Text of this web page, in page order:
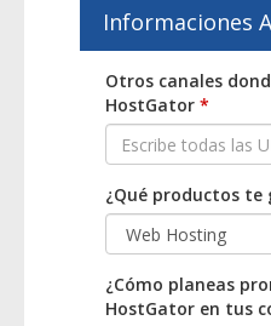
Informaciones
Otros canales
HostGator *
¿Qué productos
¿Cómo planeas
HostGator en tus